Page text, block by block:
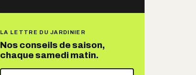
LA LETTRE DU JARDINIER
Nos conseils de saison,
chaque samedi matin.